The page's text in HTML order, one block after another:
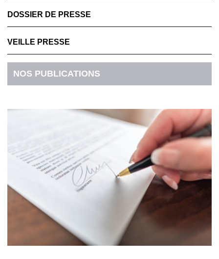
DOSSIER DE PRESSE
VEILLE PRESSE
NOS PUBLICATIONS